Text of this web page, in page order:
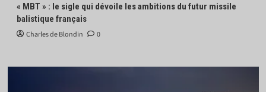
« MBT » : le sigle qui dévoile les ambitions du futur missile
balistique français
Charles de Blondin 0